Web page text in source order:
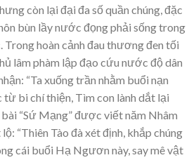
còn lại đại đa số quần chúng, đặc
bùn lầy nước đọng phải sống trong
Trong hoàn cảnh đau thương đen tối
lâm phàm lập đạo cứu nước độ dân
“Ta xuống trần nhằm buổi nạn
từ bi chí thiện, Tìm con lành dắt lại
“Sứ Mạng” được viết năm Nhâm
“Thiên Tào đà xét định, khắp chúng
cái buổi Hạ Ngươn này, say mê vật